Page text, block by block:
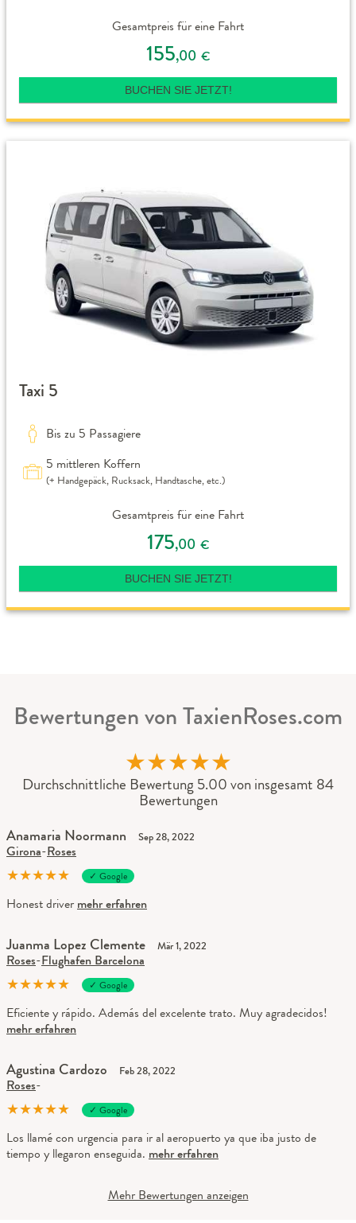
Gesamtpreis für eine Fahrt
155,00 €
BUCHEN SIE JETZT!
Taxi 5
Bis zu 5 Passagiere
5 mittleren Koffern
(+ Handgepäck, Rucksack, Handtasche, etc.)
Gesamtpreis für eine Fahrt
175,00 €
BUCHEN SIE JETZT!
Bewertungen von TaxienRoses.com
★★★★★
Durchschnittliche Bewertung 5.00 von insgesamt 84
Bewertungen
Anamaria Noormann Sep 28, 2022
Girona-Roses
★★★★★ ✓ Google
Honest driver mehr erfahren
Juanma Lopez Clemente Mär 1, 2022
Roses-Flughafen Barcelona
★★★★★ ✓ Google
Eficiente y rápido. Además del excelente trato. Muy agradecidos!
mehr erfahren
Agustina Cardozo Feb 28, 2022
Roses-
★★★★★ ✓ Google
Los llamé con urgencia para ir al aeropuerto ya que iba justo de
tiempo y llegaron enseguida. mehr erfahren
Mehr Bewertungen anzeigen